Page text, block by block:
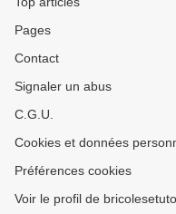
Pages
Contact
Signaler un abus
C.G.U.
Cookies et données
Préférences cookies
Voir le profil de